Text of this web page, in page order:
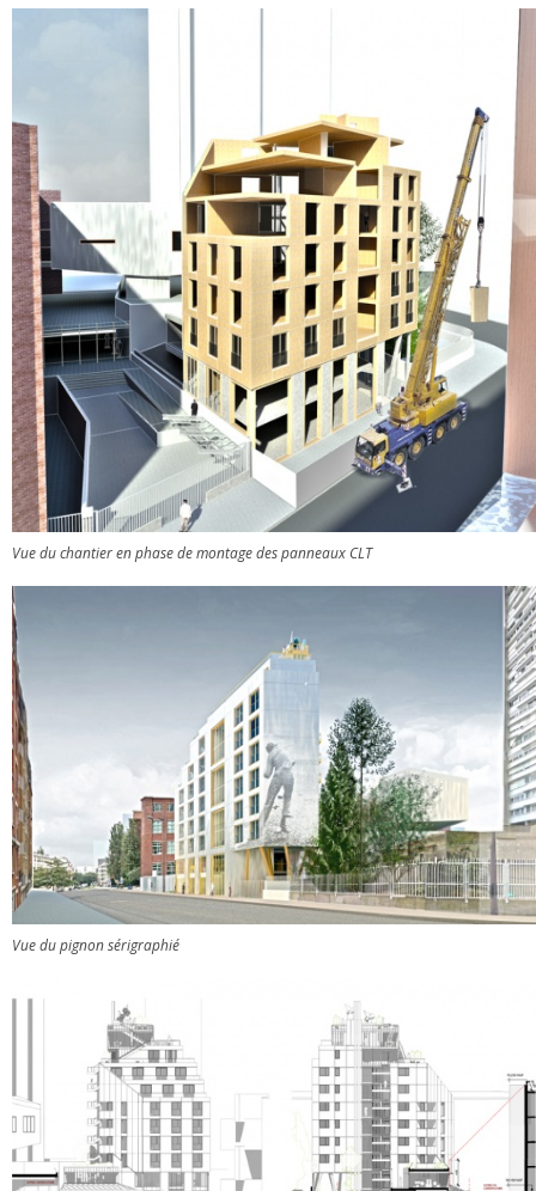
Vue du chantier en phase de montage des panneaux CLT
Vue du pignon sérigraphié